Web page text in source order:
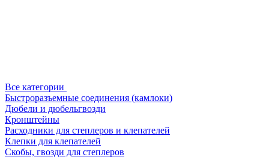
Все категории
Быстроразъемные соединения (камлоки)
Дюбели и дюбельгвозди
Кронштейны
Расходники для степлеров и клепателей
Клепки для клепателей
Скобы, гвозди для степлеров